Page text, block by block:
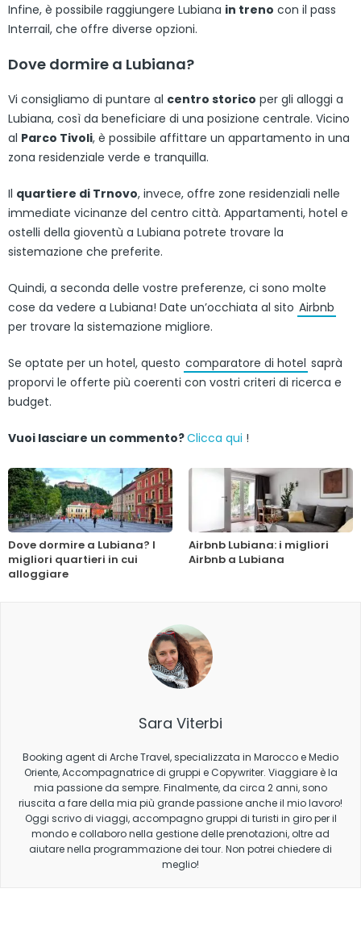
Infine, è possibile raggiungere Lubiana in treno con il pass
Interrail, che offre diverse opzioni.
Dove dormire a Lubiana?
Vi consigliamo di puntare al centro storico per gli alloggi a
Lubiana, così da beneficiare di una posizione centrale. Vicino
al Parco Tivoli, è possibile affittare un appartamento in una
zona residenziale verde e tranquilla.
Il quartiere di Trnovo, invece, offre zone residenziali nelle
immediate vicinanze del centro città. Appartamenti, hotel e
ostelli della gioventù a Lubiana potrete trovare la
sistemazione che preferite.
Quindi, a seconda delle vostre preferenze, ci sono molte
cose da vedere a Lubiana! Date un’occhiata al sito Airbnb
per trovare la sistemazione migliore.
Se optate per un hotel, questo comparatore di hotel saprà
proporvi le offerte più coerenti con vostri criteri di ricerca e
budget.
Vuoi lasciare un commento?Clicca qui !
Dove dormire a Lubiana? I
migliori quartieri in cui
alloggiare
Airbnb Lubiana: i migliori
Airbnb a Lubiana
Sara Viterbi
Booking agent di Arche Travel, specializzata in Marocco e Medio
Oriente, Accompagnatrice di gruppi e Copywriter. Viaggiare è la
mia passione da sempre. Finalmente, da circa 2 anni, sono
riuscita a fare della mia più grande passione anche il mio lavoro!
Oggi scrivo di viaggi, accompagno gruppi di turisti in giro per il
mondo e collaboro nella gestione delle prenotazioni, oltre ad
aiutare nella programmazione dei tour. Non potrei chiedere di
meglio!